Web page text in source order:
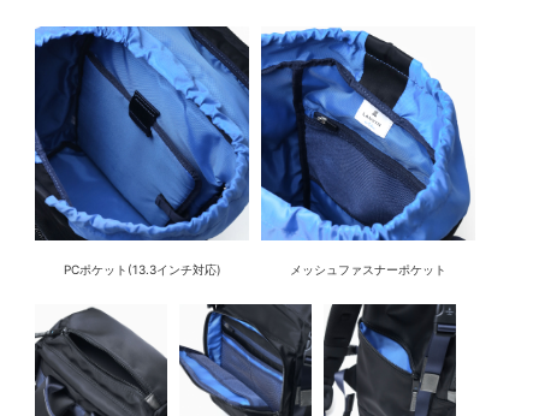
PCポケット(13.3インチ対応) メッシュファスナーポケット